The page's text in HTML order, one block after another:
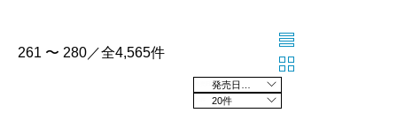
261 〜 280／全4,565件
20件